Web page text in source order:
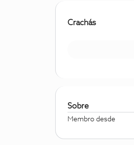
Crachás
Sobre
Membro desde